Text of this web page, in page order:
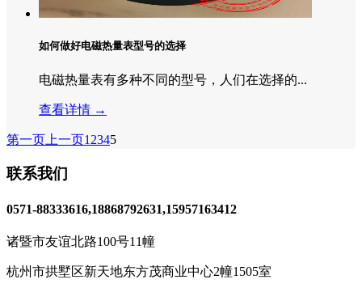
如何做好电磁热量表型号的选择
电磁热量表有多种不同的型号，人们在选择的...
查看详情 →
第一页 上一页1 2345
联系我们
0571-88333616,18868792631,15957163412
诸暨市友谊北路100号11幢
杭州市拱墅区新天地东方茂商业中心2幢1505室